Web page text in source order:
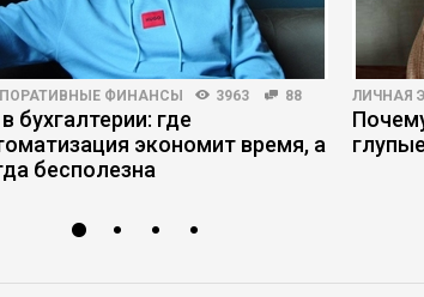
ФИНАНСЫ 3963 88
бухгалтерии: где
экономит время, а
бесполезна
ЛИЧНАЯ